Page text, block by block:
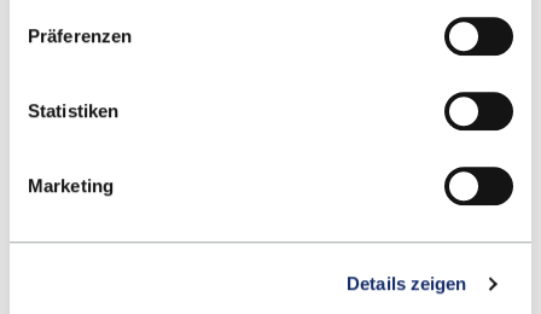
Präferenzen
Statistiken
Marketing
Details zeigen